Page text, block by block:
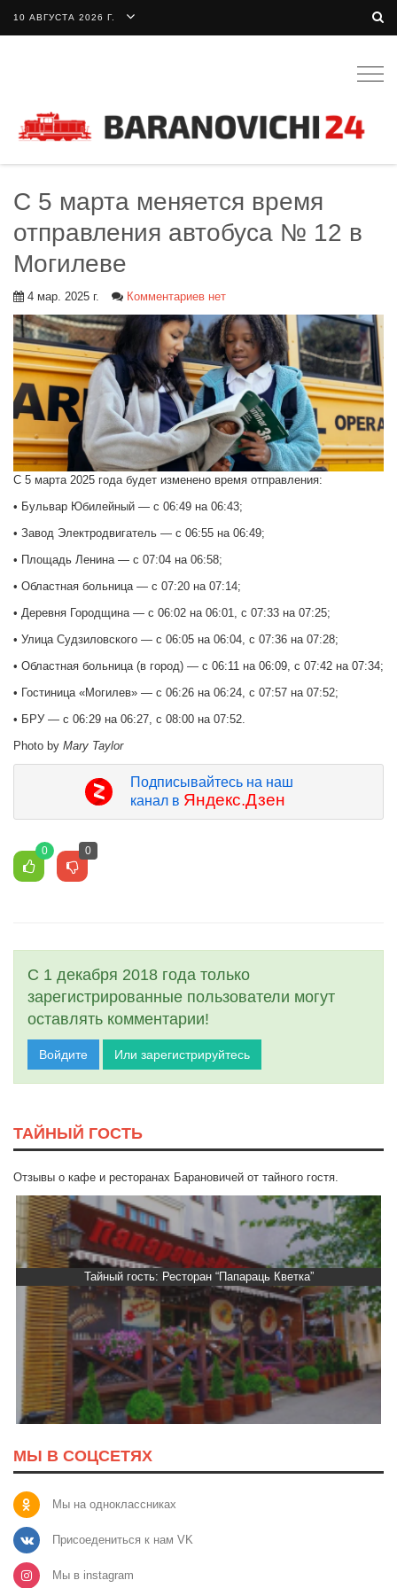
10 АВГУСТА 2026 Г.
С 5 марта меняется время
отправления автобуса № 12 в
Могилеве
4 мар. 2025 г. Комментариев нет
С 5 марта 2025 года будет изменено время отправления:
• Бульвар Юбилейный — с 06:49 на 06:43;
• Завод Электродвигатель — с 06:55 на 06:49;
• Площадь Ленина — с 07:04 на 06:58;
• Областная больница — с 07:20 на 07:14;
• Деревня Городщина — с 06:02 на 06:01, с 07:33 на 07:25;
• Улица Судзиловского — с 06:05 на 06:04, с 07:36 на 07:28;
• Областная больница (в город) — с 06:11 на 06:09, с 07:42 на 07:34;
• Гостиница «Могилев» — с 06:26 на 06:24, с 07:57 на 07:52;
• БРУ — с 06:29 на 06:27, с 08:00 на 07:52.
Photo by Mary Taylor
Подписывайтесь на наш
канал в Яндекс.Дзен
0 0
С 1 декабря 2018 года только
зарегистрированные пользователи могут
оставлять комментарии!
Войдите Или зарегистрируйтесь
ТАЙНЫЙ ГОСТЬ
Отзывы о кафе и ресторанах Барановичей от тайного гостя.
Тайный гость: Ресторан “Папараць Кветка”
МЫ В СОЦСЕТЯХ
Мы на одноклассниках
Присоедениться к нам VK
Мы в instagram